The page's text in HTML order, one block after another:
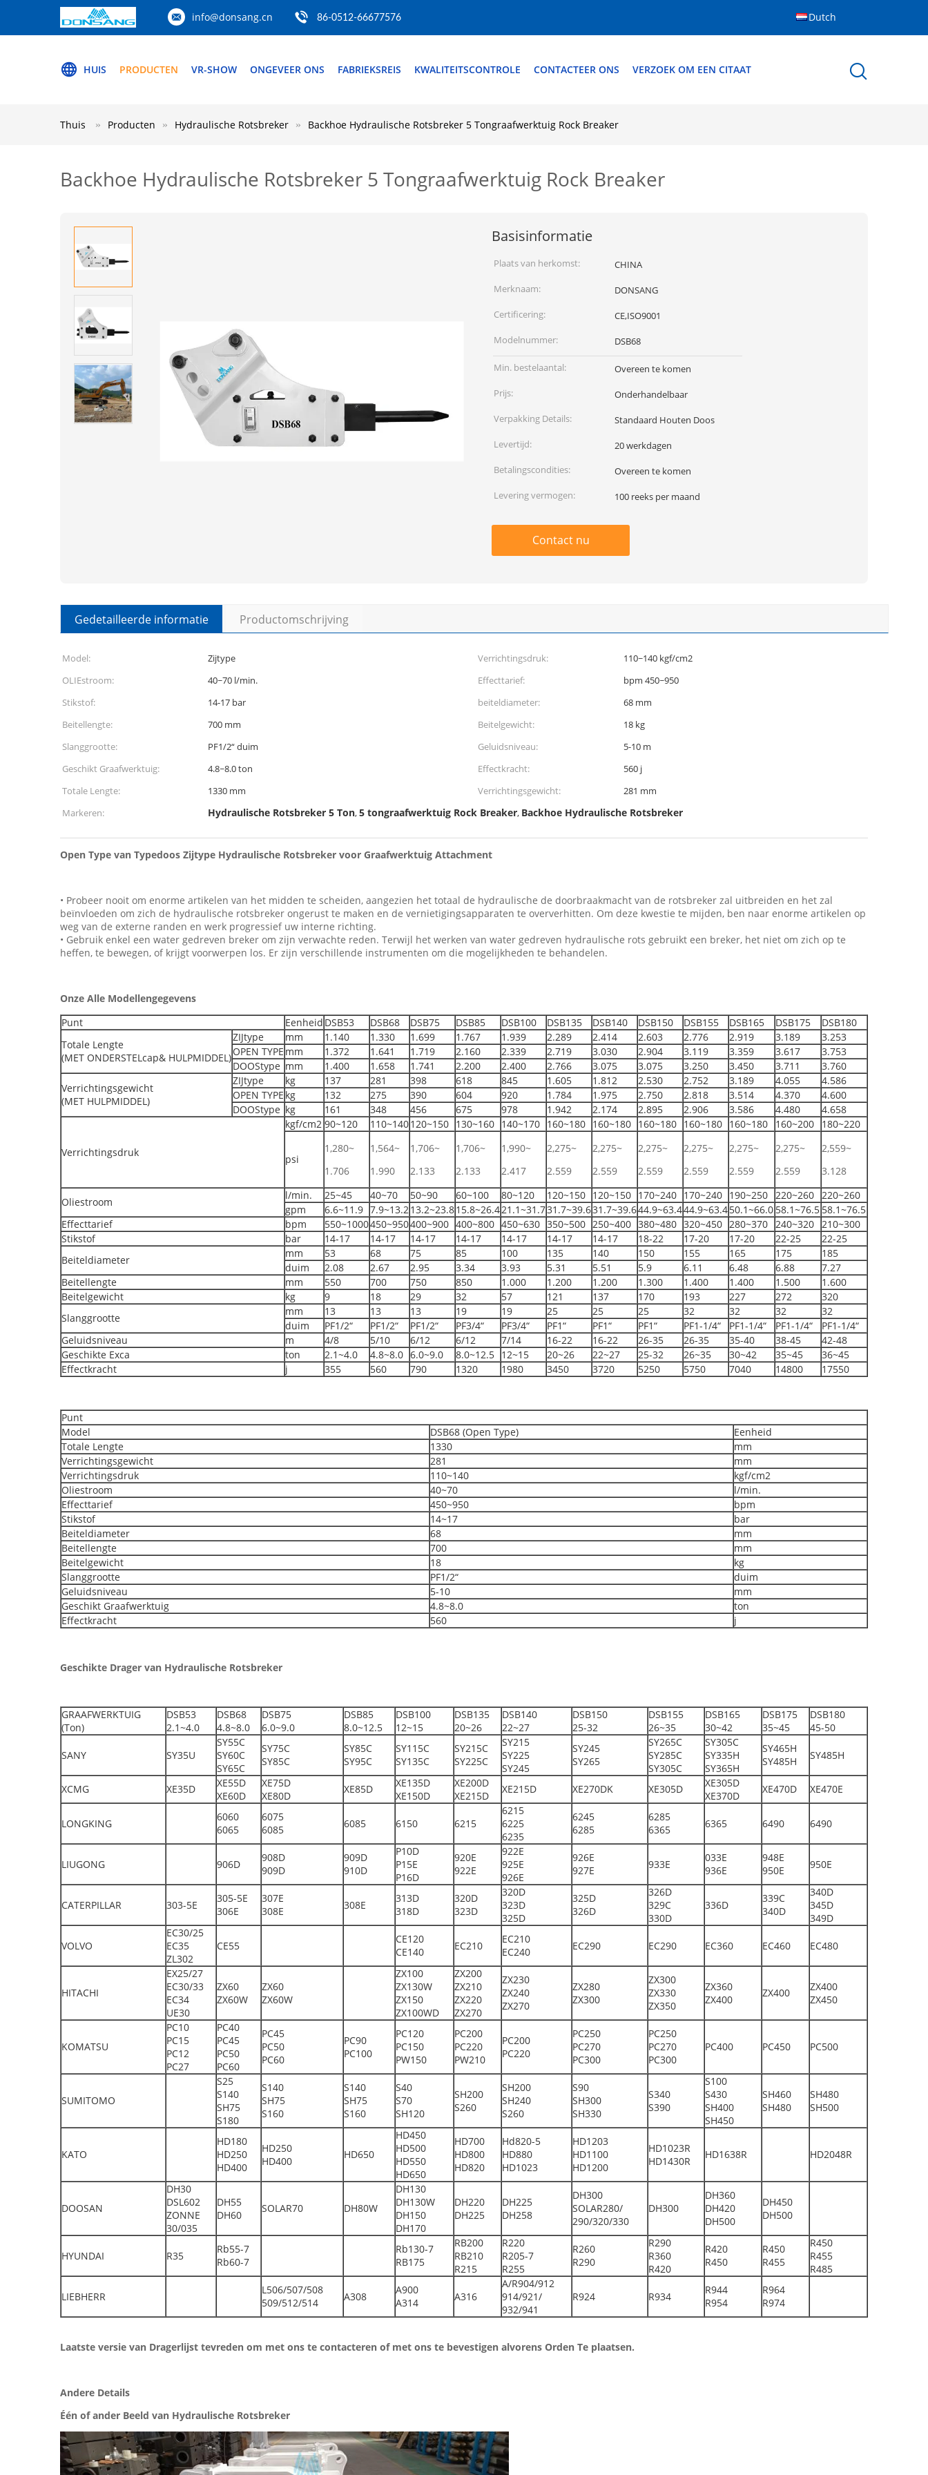
info@donsang.cn 86-0512-66677576 Dutch
HUIS PRODUCTEN VR-SHOW ONGEVEER ONS FABRIEKSREIS KWALITEITSCONTROLE CONTACTEER ONS VERZOEK OM EEN CITAAT
Thuis Producten Hydraulische Rotsbreker Backhoe Hydraulische Rotsbreker 5 Tongraafwerktuig Rock Breaker
Backhoe Hydraulische Rotsbreker 5 Tongraafwerktuig Rock Breaker
Basisinformatie
Plaats van herkomst:
CHINA
Merknaam:
DONSANG
Certificering:
CE,ISO9001
Modelnummer:
DSB68
Min. bestelaantal:
Overeen te komen
Prijs:
Onderhandelbaar
Verpakking Details:
Standaard Houten Doos
Levertijd:
20 werkdagen
Betalingscondities:
Overeen te komen
Levering vermogen:
100 reeks per maand
Contact nu
Gedetailleerde informatie Productomschrijving
Model: Zijtype Verrichtingsdruk:
110~140 kgf/cm2
OLIEstroom:
40~70 l/min. Effecttarief:
bpm 450~950
Stikstof:
14-17 bar beiteldiameter:
68 mm
Beitellengte:
700 mm Beitelgewicht:
18 kg
Slanggrootte:
PF1/2“ duim Geluidsniveau:
5-10 m
Geschikt Graafwerktuig:
4.8~8.0 ton Effectkracht:
560 j
Totale Lengte:
1330 mm Verrichtingsgewicht:
281 mm
Markeren:
Hydraulische Rotsbreker 5 Ton,5 tongraafwerktuig Rock Breaker, Backhoe Hydraulische Rotsbreker
Open Type van Typedoos Zijtype Hydraulische Rotsbreker voor Graafwerktuig Attachment
• Probeer nooit om enorme artikelen van het midden te scheiden, aangezien het totaal de hydraulische de doorbraakmacht van de rotsbreker zal uitbreiden en het zal
beïnvloeden om zich de hydraulische rotsbreker ongerust te maken en de vernietigingsapparaten te oververhitten. Om deze kwestie te mijden, ben naar enorme artikelen op
weg van de externe randen en werk progressief uw interne richting.
• Gebruik enkel een water gedreven breker om zijn verwachte reden. Terwijl het werken van water gedreven hydraulische rots gebruikt een breker, het niet om zich op te
heffen, te bewegen, of krijgt voorwerpen los. Er zijn verschillende instrumenten om die mogelijkheden te behandelen.
Onze Alle Modellengegevens
Punt
Eenheid DSB53 DSB68 DSB75 DSB85 DSB100 DSB135 DSB140 DSB150 DSB155 DSB165 DSB175
DSB180
Totale Lengte
(MET ONDERSTELcap& HULPMIDDEL)
ZIJtype mm 1.140 1.330 1.699 1.767 1.939 2.289 2.414 2.603 2.776 2.919 3.189
3.253
OPEN TYPE mm 1.372 1.641 1.719 2.160 2.339 2.719 3.030 2.904 3.119 3.359 3.617
3.753
DOOStype mm 1.400 1.658 1.741 2.200 2.400 2.766 3.075 3.075 3.250 3.450 3.711
3.760
Verrichtingsgewicht
(MET HULPMIDDEL)
ZIJtype kg 137 281 398 618 845 1.605 1.812 2.530 2.752 3.189 4.055
4.586
OPEN TYPE kg 132 275 390 604 920 1.784 1.975 2.750 2.818 3.514 4.370
4.600
DOOStype kg 161 348 456 675 978 1.942 2.174 2.895 2.906 3.586 4.480 4.658
Verrichtingsdruk
kgf/cm2 90~120 110~140120~150 130~160 140~170 160~180 160~180 160~180 160~180 160~180 160~200 180~220
psi
1,280~
1.706
1,564~
1.990
1,706~
2.133
1,706~
2.133
1,990~
2.417
2,275~
2.559
2,275~
2.559
2,275~
2.559
2,275~
2.559
2,275~
2.559
2,275~
2.559
2,559~
3.128
Oliestroom
l/min. 25~45 40~70 50~90 60~100 80~120 120~150 120~150 170~240 170~240 190~250 220~260 220~260
gpm
6.6~11.9 7.9~13.213.2~23.815.8~26.421.1~31.731.7~39.631.7~39.644.9~63.444.9~63.450.1~66.0 58.1~76.5 58.1~76.5
Effecttarief
bpm 550~1000450~950400~900 400~800 450~630 350~500 250~400 380~480 320~450 280~370 240~320 210~300
Stikstof
bar 14-17 14-17 14-17 14-17 14-17 14-17 14-17 18-22 17-20 17-20 22-25
22-25
Beiteldiameter
mm 53 68 75 85 100 135 140 150 155 165 175
185
duim
2.08 2.67 2.95 3.34 3.93 5.31 5.51 5.9 6.11 6.48 6.88
7.27
Beitellengte
mm 550 700 750 850 1.000 1.200 1.200 1.300 1.400 1.400 1.500
1.600
Beitelgewicht
kg 9 18 29 32 57 121 137 170 193 227 272
320
Slanggrootte
mm 13 13 13 19 19 25 25 25 32 32 32
32
duim
PF1/2“ PF1/2“ PF1/2“ PF3/4“ PF3/4“ PF1“ PF1“ PF1“ PF1-1/4“ PF1-1/4“ PF1-1/4“
PF1-1/4“
Geluidsniveau
m 4/8 5/10 6/12 6/12 7/14 16-22 16-22 26-35 26-35 35-40 38-45
42-48
Geschikte Exca
ton 2.1~4.0 4.8~8.0 6.0~9.0 8.0~12.5 12~15 20~26 22~27 25-32 26~35 30~42 35~45
36~45
Effectkracht
j 355 560 790 1320 1980 3450 3720 5250 5750 7040 14800 17550
Punt
Model
DSB68 (Open Type)
Eenheid
Totale Lengte
1330
mm
Verrichtingsgewicht
281
mm
Verrichtingsdruk
110~140
kgf/cm2
Oliestroom
40~70
l/min.
Effecttarief
450~950
bpm
Stikstof
14~17
bar
Beiteldiameter
68
mm
Beitellengte
700
mm
Beitelgewicht
18
kg
Slanggrootte
PF1/2“
duim
Geluidsniveau
5-10
mm
Geschikt Graafwerktuig
4.8~8.0
ton
Effectkracht
560 j
Geschikte Drager van Hydraulische Rotsbreker
GRAAFWERKTUIG
(Ton)
DSB53
2.1~4.0
DSB68
4.8~8.0
DSB75
6.0~9.0
DSB85
8.0~12.5
DSB100
12~15
DSB135
20~26
DSB140
22~27
DSB150
25-32
DSB155
26~35
DSB165
30~42
DSB175
35~45
DSB180
45-50
SANY SY35U
SY55C
SY60C
SY65C
SY75C
SY85C
SY85C
SY95C
SY115C
SY135C
SY215C
SY225C
SY215
SY225
SY245
SY245
SY265
SY265C
SY285C
SY305C
SY305C
SY335H
SY365H
SY465H
SY485H
SY485H
XCMG XE35D
XE55D
XE60D
XE75D
XE80D
XE85D
XE135D
XE150D
XE200D
XE215D
XE215D XE270DK XE305D
XE305D
XE370D
XE470D XE470E
LONGKING
6060
6065
6075
6085
6085 6150 6215
6215
6225
6235
6245
6285
6285
6365
6365 6490 6490
LIUGONG 906D
908D
909D
909D
910D
P10D
P15E
P16D
920E
922E
922E
925E
926E
926E
927E
933E
033E
936E
948E
950E
950E
CATERPILLAR 303-5E
305-5E
306E
307E
308E
308E
313D
318D
320D
323D
320D
323D
325D
325D
326D
326D
329C
330D
336D
339C
340D
340D
345D
349D
VOLVO
EC30/25
EC35
ZL302
CE55
CE120
CE140
EC210
EC210
EC240
EC290 EC290 EC360 EC460 EC480
HITACHI
EX25/27
EC30/33
EC34
UE30
ZX60
ZX60W
ZX60
ZX60W
ZX100
ZX130W
ZX150
ZX100WD
ZX200
ZX210
ZX220
ZX270
ZX230
ZX240
ZX270
ZX280
ZX300
ZX300
ZX330
ZX350
ZX360
ZX400
ZX400
ZX400
ZX450
KOMATSU
PC10
PC15
PC12
PC27
PC40
PC45
PC50
PC60
PC45
PC50
PC60
PC90
PC100
PC120
PC150
PW150
PC200
PC220
PW210
PC200
PC220
PC250
PC270
PC300
PC250
PC270
PC300
PC400 PC450 PC500
SUMITOMO
S25
S140
SH75
S180
S140
SH75
S160
S140
SH75
S160
S40
S70
SH120
SH200
S260
SH200
SH240
S260
S90
SH300
SH330
S340
S390
S100
S430
SH400
SH450
SH460
SH480
SH480
SH500
KATO
HD180
HD250
HD400
HD250
HD400
HD650
HD450
HD500
HD550
HD650
HD700
HD800
HD820
Hd820-5
HD880
HD1023
HD1203
HD1100
HD1200
HD1023R
HD1430R
HD1638R HD2048R
DOOSAN
DH30
DSL602
ZONNE
30/035
DH55
DH60
SOLAR70 DH80W
DH130
DH130W
DH150
DH170
DH220
DH225
DH225
DH258
DH300
SOLAR280/
290/320/330
DH300
DH360
DH420
DH500
DH450
DH500
HYUNDAI R35
Rb55-7
Rb60-7
Rb130-7
RB175
RB200
RB210
R215
R220
R205-7
R255
R260
R290
R290
R360
R420
R420
R450
R450
R455
R450
R455
R485
LIEBHERR
L506/507/508
509/512/514
A308
A900
A314
A316
A/R904/912
914/921/
932/941
R924 R934
R944
R954
R964
R974
Laatste versie van Dragerlijst tevreden om met ons te contacteren of met ons te bevestigen alvorens Orden Te plaatsen.
Andere Details
Één of ander Beeld van Hydraulische Rotsbreker